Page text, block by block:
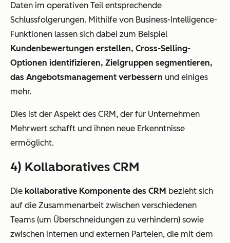
Daten im operativen Teil entsprechende
Schlussfolgerungen. Mithilfe von Business-Intelligence-
Funktionen lassen sich dabei zum Beispiel
Kundenbewertungen erstellen, Cross-Selling-
Optionen identifizieren, Zielgruppen segmentieren,
das Angebotsmanagement verbessern und einiges
mehr.
Dies ist der Aspekt des CRM, der für Unternehmen
Mehrwert schafft und ihnen neue Erkenntnisse
ermöglicht.
4) Kollaboratives CRM
Die kollaborative Komponente des CRM bezieht sich
auf die Zusammenarbeit zwischen verschiedenen
Teams (um Überschneidungen zu verhindern) sowie
zwischen internen und externen Parteien, die mit dem